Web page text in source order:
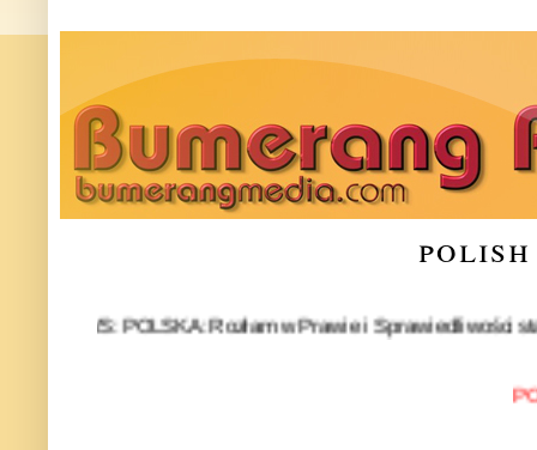
POLSKA: Rozłam w Prawie i Sprawiedliwości stał się